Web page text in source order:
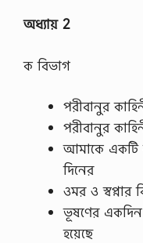
অধ্যায় 2
ক বিভাগ
পরীবানুর
পরীবানুর
আমাকে একটি
দিনের
ওমর ও স্বপ্নার
ভূষণের
হয়েছে